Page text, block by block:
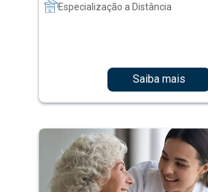
Especialização a Distância
Saiba mais